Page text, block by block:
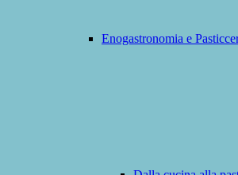
Enogastronomia e